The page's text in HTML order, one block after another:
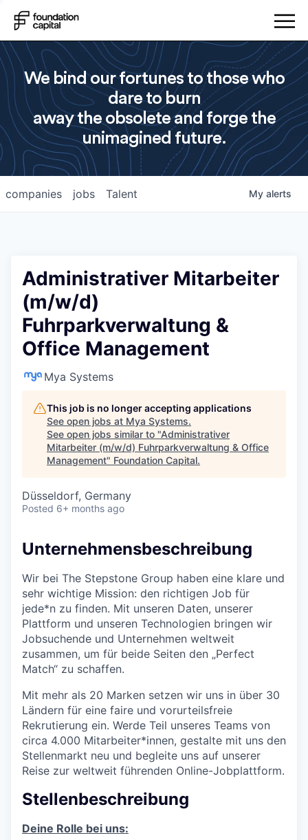
We bind our fortunes to those who
dare to burn
away the obsolete and forge the
unimagined future.
jobs
companies Talent My alerts
Administrativer Mitarbeiter
(m/w/d)
Fuhrparkverwaltung &
Office Management
Mya Systems
This job is no longer accepting applications
See open jobs at Mya Systems.
See open jobs similar to "Administrativer
Mitarbeiter (m/w/d) Fuhrparkverwaltung & Office
Management" Foundation Capital.
Düsseldorf, Germany
Posted 6+ months ago
Unternehmensbeschreibung
Wir bei The Stepstone Group haben eine klare und
sehr wichtige Mission: den richtigen Job für
jede*n zu finden. Mit unseren Daten, unserer
Plattform und unseren Technologien bringen wir
Jobsuchende und Unternehmen weltweit
zusammen, um für beide Seiten den „Perfect
Match“ zu schaffen.
Mit mehr als 20 Marken setzen wir uns in über 30
Ländern für eine faire und vorurteilsfreie
Rekrutierung ein. Werde Teil unseres Teams von
circa 4.000 Mitarbeiter*innen, gestalte mit uns den
Stellenmarkt neu und begleite uns auf unserer
Reise zur weltweit führenden Online-Jobplattform.
Stellenbeschreibung
Deine Rolle bei uns: